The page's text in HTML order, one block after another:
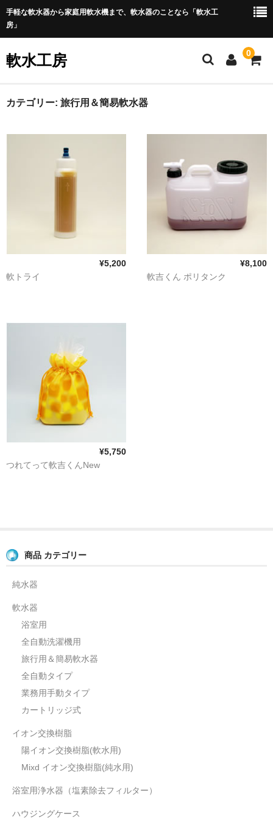
手軽な軟水器から家庭用軟水機まで、軟水器のことなら「軟水工
房」
軟水工房 0
ホーム
全自動洗濯機用
全自動タイプ
業務用手動タイプ
イオン交換樹脂
浴室用浄水器（塩素除去フィルター）
ハウジングケース
お問合せ
軟水の生産量について
ウォーターハンマー現象について
カテゴリー: 旅行用＆簡易軟水器
¥5,200
軟トライ
¥8,100
軟吉くん ポリタンク
¥5,750
つれてって軟吉くんNew
商品 カテゴリー
純水器
軟水器
浴室用
全自動洗濯機用
旅行用＆簡易軟水器
全自動タイプ
業務用手動タイプ
カートリッジ式
イオン交換樹脂
陽イオン交換樹脂(軟水用)
Mixd イオン交換樹脂(純水用)
浴室用浄水器（塩素除去フィルター）
ハウジングケース